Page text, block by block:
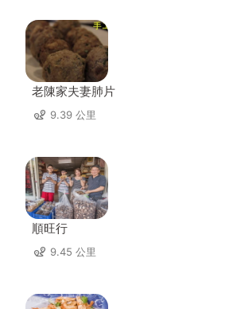
老陳家夫妻肺片
9.39 公里
順旺行
9.45 公里